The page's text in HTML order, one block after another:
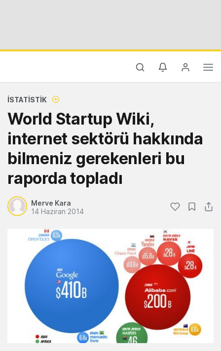
İSTATISTIK
World Startup Wiki,
internet sektörü hakkında
bilmeniz gerekenleri bu
raporda topladı
Merve Kara
14 Haziran 2014